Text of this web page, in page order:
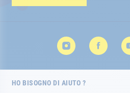
HO BISOGNO DI AIUTO ?